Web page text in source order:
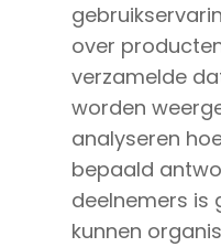
over
verzamelde
worden
analyseren
bepaald
deelnemers is
kunnen